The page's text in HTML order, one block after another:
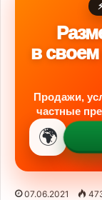
в
Продажи,
частные
🌍
07.06.2021